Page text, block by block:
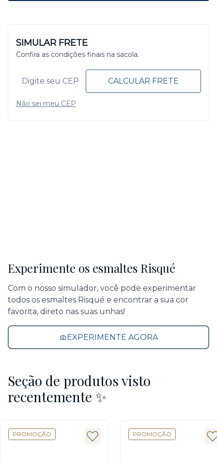
SIMULAR FRETE
Confira as condições finais na sacola.
CALCULAR FRETE
Não sei meu CEP
Experimente os esmaltes Risqué
Com o nosso simulador, você pode experimentar
todos os esmaltes Risqué e encontrar a sua cor
favorita, direto nas suas unhas!
EXPERIMENTE AGORA
Seção de produtos visto
recentemente ✨
PROMOÇÃO PROMOÇÃO